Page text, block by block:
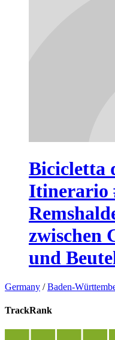
Bicicletta
Itinerario
zwischen
und
Germany /Baden-
TrackRank